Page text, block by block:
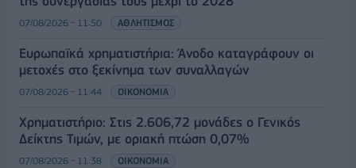
07/08/2026 - 11:50 ΑΘΛΗΤΙΣΜΟΣ
Ευρωπαϊκά χρηματιστήρια: Άνοδο καταγράφουν οι
μετοχές στο ξεκίνημα των συναλλαγών
07/08/2026 - 11:44 ΟΙΚΟΝΟΜΙΑ
Χρηματιστήριο: Στις 2.606,72 μονάδες ο Γενικός
Δείκτης Τιμών, με οριακή πτώση 0,07%
07/08/2026 - 11:38 ΟΙΚΟΝΟΜΙΑ